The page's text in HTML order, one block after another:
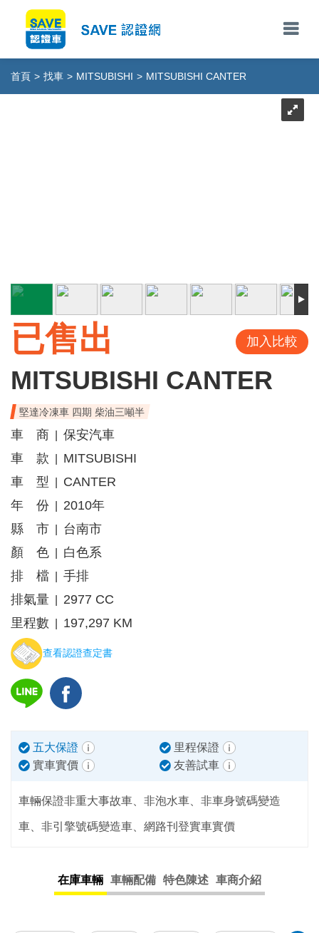
首頁 > 找車 > MITSUBISHI > MITSUBISHI CANTER
已售出 加入比較
MITSUBISHI CANTER
堅達冷凍車 四期 柴油三噸半
車 商
保安汽車
車 款
MITSUBISHI
車 型
CANTER
年 份
2010年
縣 市
台南市
顏 色
白色系
排 檔
手排
排氣量
2977 CC
里程數
197,297 KM
查看認證查定書
五大保證
里程保證
實車實價
友善試車
車輛保證非重大事故車、非泡水車、非車身號碼變造
車、非引擎號碼變造車、網路刊登實車實價
在庫車輛 車輛配備 特色陳述 車商介紹